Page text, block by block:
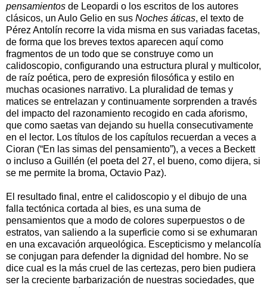
pensamientos de Leopardi o los escritos de los autores
clásicos, un Aulo Gelio en sus Noches áticas, el texto de
Pérez Antolín recorre la vida misma en sus variadas facetas,
de forma que los breves textos aparecen aquí como
fragmentos de un todo que se construye como un
calidoscopio, configurando una estructura plural y multicolor,
de raíz poética, pero de expresión filosófica y estilo en
muchas ocasiones narrativo. La pluralidad de temas y
matices se entrelazan y continuamente sorprenden a través
del impacto del razonamiento recogido en cada aforismo,
que como saetas van dejando su huella consecutivamente
en el lector. Los títulos de los capítulos recuerdan a veces a
Cioran (“En las simas del pensamiento”), a veces a Beckett
o incluso a Guillén (el poeta del 27, el bueno, como dijera, si
se me permite la broma, Octavio Paz).
El resultado final, entre el calidoscopio y el dibujo de una
falla tectónica cortada al bies, es una suma de
pensamientos que a modo de colores superpuestos o de
estratos, van saliendo a la superficie como si se exhumaran
en una excavación arqueológica. Escepticismo y melancolía
se conjugan para defender la dignidad del hombre. No se
dice cual es la más cruel de las certezas, pero bien pudiera
ser la creciente barbarización de nuestras sociedades, que